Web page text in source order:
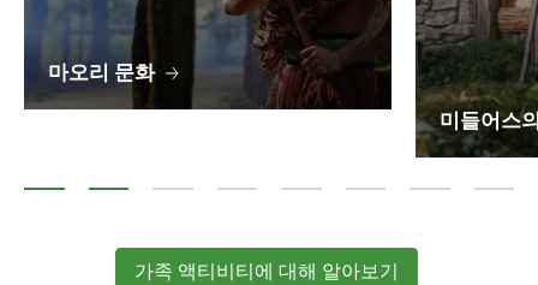
마오리 문화
미들어스
가족 액티비티에 대해 알아보기